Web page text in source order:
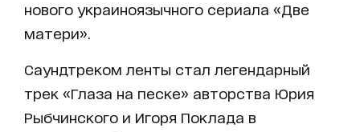
нового украиноязычного сериала «Две
матери».
Саундтреком ленты стал легендарный
трек «Глаза на песке» авторства Юрия
Рыбчинского и Игоря Поклада в